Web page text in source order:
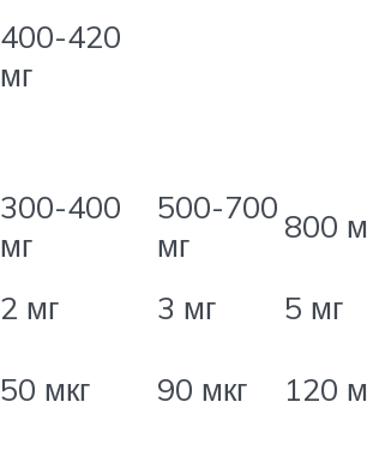
400-420
мг
300-400
мг
500-700
мг
800
2 мг 3 мг 5 мг
50 мкг 90 мкг 120